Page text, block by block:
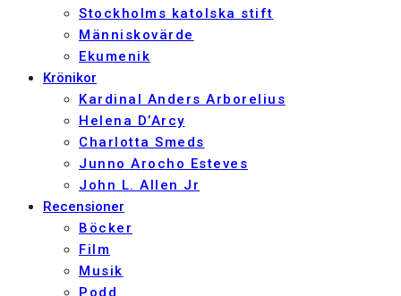
Stockholms katolska stift
Människovärde
Ekumenik
Krönikor
Kardinal Anders Arborelius
Helena D’Arcy
Charlotta Smeds
Junno Arocho Esteves
John L. Allen Jr
Recensioner
Böcker
Film
Musik
Podd